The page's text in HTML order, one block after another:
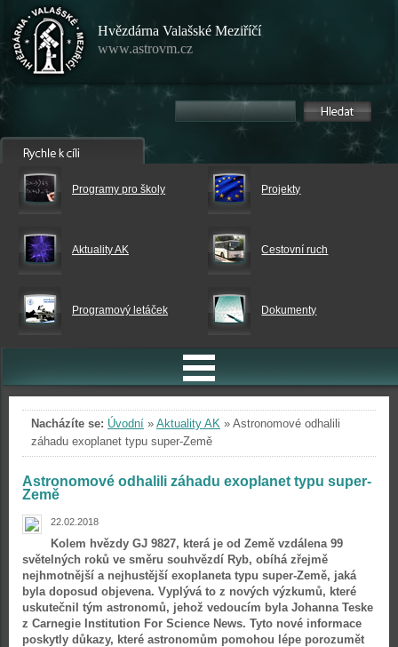
Hvězdárna Valašské Meziříčí
www.astrovm.cz
Programy pro školy Projekty
Aktuality AK Cestovní ruch
Programový letáček Dokumenty
Nacházíte se: Úvodní » Aktuality AK » Astronomové odhalili
záhadu exoplanet typu super-Země
Astronomové odhalili záhadu exoplanet typu super-
Země
22.02.2018
Kolem hvězdy GJ 9827, která je od Země vzdálena 99
světelných roků ve směru souhvězdí Ryb, obíhá zřejmě
nejhmotnější a nejhustější exoplaneta typu super-Země, jaká
byla doposud objevena. Vyplývá to z nových výzkumů, které
uskutečnil tým astronomů, jehož vedoucím byla Johanna Teske
z Carnegie Institution For Science News. Tyto nové informace
poskytly důkazy, které astronomům pomohou lépe porozumět